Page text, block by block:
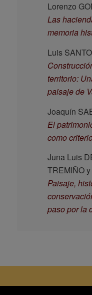
Lorenzo
Las
memoria
Luis
territorio:
paisaje de
Joaquín
El
como
Juna Luis
TREMIÑO
Paisaje,
paso por la